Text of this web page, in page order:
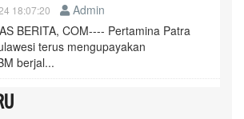
18:07:20
Admin
BERITA, COM---- Pertamina Patra
terus mengupayakan
berjal...